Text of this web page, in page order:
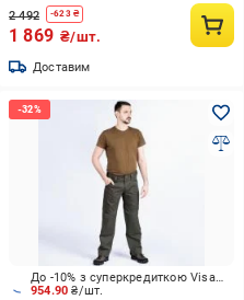
2 492 -623₴
1 869 ₴/шт.
Доставим
954.90₴/шт.
До -10% з суперкредиткою Visa Вигода